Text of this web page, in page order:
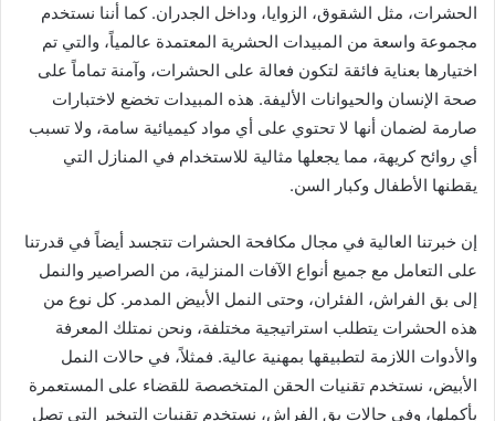
الحشرات، مثل الشقوق، الزوايا، وداخل الجدران. كما أننا نستخدم
مجموعة واسعة من المبيدات الحشرية المعتمدة عالمياً، والتي تم
اختيارها بعناية فائقة لتكون فعالة على الحشرات، وآمنة تماماً على
صحة الإنسان والحيوانات الأليفة. هذه المبيدات تخضع لاختبارات
صارمة لضمان أنها لا تحتوي على أي مواد كيميائية سامة، ولا تسبب
أي روائح كريهة، مما يجعلها مثالية للاستخدام في المنازل التي
يقطنها الأطفال وكبار السن.
إن خبرتنا العالية في مجال مكافحة الحشرات تتجسد أيضاً في قدرتنا
على التعامل مع جميع أنواع الآفات المنزلية، من الصراصير والنمل
إلى بق الفراش، الفئران، وحتى النمل الأبيض المدمر. كل نوع من
هذه الحشرات يتطلب استراتيجية مختلفة، ونحن نمتلك المعرفة
والأدوات اللازمة لتطبيقها بمهنية عالية. فمثلاً، في حالات النمل
الأبيض، نستخدم تقنيات الحقن المتخصصة للقضاء على المستعمرة
بأكملها، وفي حالات بق الفراش، نستخدم تقنيات التبخير التي تصل